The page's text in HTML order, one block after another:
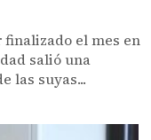
finalizado el mes en
salió una
las suyas...